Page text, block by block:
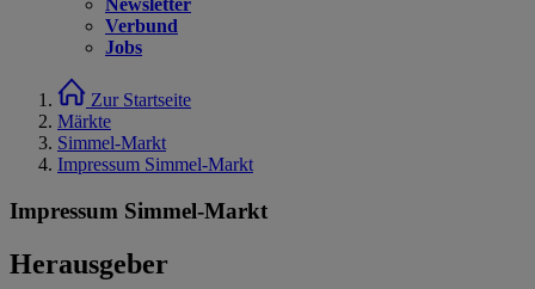
Newsletter
Verbund
Jobs
Zur Startseite
Märkte
Simmel-Markt
Impressum Simmel-Markt
Impressum Simmel-Markt
Herausgeber